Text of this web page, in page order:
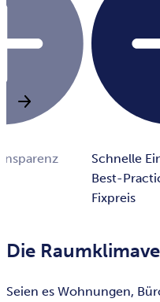
Schnelle
Best-
Fixpreis
Die
Seien es Wohnungen,